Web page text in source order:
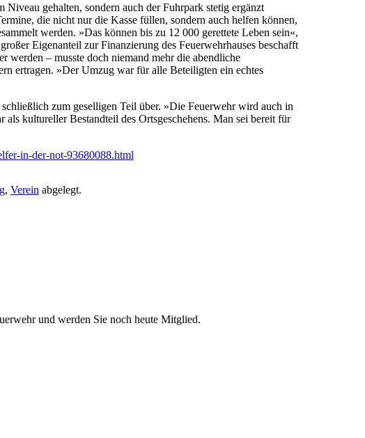
gehalten, sondern auch der Fuhrpark stetig ergänzt
die nicht nur die Kasse füllen, sondern auch helfen können,
werden. »Das können bis zu 12 000 gerettete Leben sein«,
Eigenanteil zur Finanzierung des Feuerwehrhauses beschafft
– musste doch niemand mehr die abendliche
ertragen. »Der Umzug war für alle Beteiligten ein echtes
zum geselligen Teil über. »Die Feuerwehr wird auch in
kultureller Bestandteil des Ortsgeschehens. Man sei bereit für
in-der-not-93680088.html
, Verein abgelegt.
und werden Sie noch heute Mitglied.